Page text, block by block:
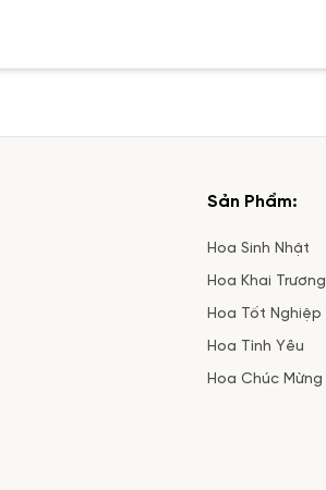
Sản Phẩm:
Hoa Sinh Nhật
Hoa Khai Trương
Hoa Tốt Nghiệp
Hoa Tình Yêu
Hoa Chúc Mừng